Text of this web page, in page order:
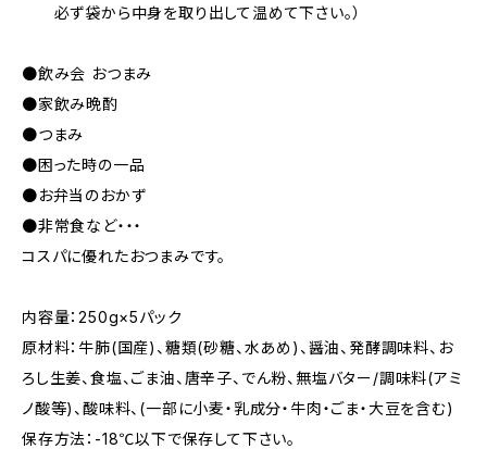
必ず袋から中身を取り出して温めて下さい。）
●飲み会 おつまみ
●家飲み晩酌
●つまみ
●困った時の一品
●お弁当のおかず
●非常食など・・・
コスパに優れたおつまみです。
内容量：250g×5パック
原材料：牛肺(国産)、糖類(砂糖、水あめ)、醤油、発酵調味料、お
ろし生姜、食塩、ごま油、唐辛子、でん粉、無塩バター/調味料(アミ
ノ酸等)、酸味料、(一部に小麦・乳成分・牛肉・ごま・大豆を含む)
保存方法：-18℃以下で保存して下さい。